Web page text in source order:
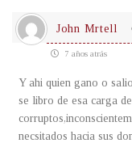
John Mrtell
7 años atrás
Y ahi quien gano o
se libro de esa carga
necsitados hacia sus